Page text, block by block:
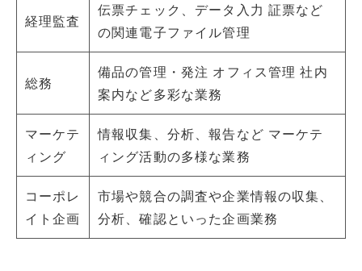
経理監査
伝票チェック、データ入力 証票など
の関連電子ファイル管理
総務
備品の管理・発注 オフィス管理 社内
案内など多彩な業務
マーケテ
ィング
情報収集、分析、報告など マーケテ
ィング活動の多様な業務
コーポレ
イト企画
市場や競合の調査や企業情報の収集、
分析、確認といった企画業務